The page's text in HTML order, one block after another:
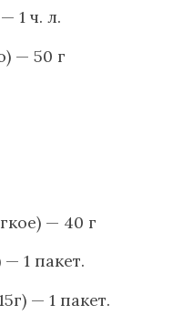
1 ч. л.
— 50 г
— 40 г
1 пакет.
— 1 пакет.